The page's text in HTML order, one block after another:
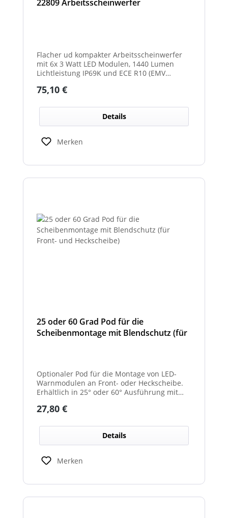
22809 Arbeitsscheinwerfer
Flacher ud kompakter Arbeitsscheinwerfer
mit 6x 3 Watt LED Modulen, 1440 Lumen
Lichtleistung IP69K und ECE R10 (EMV
Scheinwerfer auch über eine ECE R23
Rückfahrscheinwerfer im Geltungsbereich
der StVO zugelassen.
Regulärer Preis:
75,10 €
Details
Merken
25 oder 60 Grad Pod für die
Scheibenmontage mit Blendschutz (für
Optionaler Pod für die Montage von LED-
Warnmodulen an Front- oder Heckscheibe.
Erhältlich in 25° oder 60° Ausführung mit
Regulärer Preis:
27,80 €
Details
Merken